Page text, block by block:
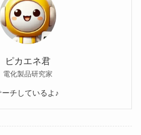
ピカエネ君
電化製品研究家
チしているよ♪